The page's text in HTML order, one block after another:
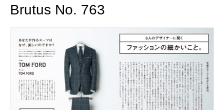
Brutus No. 763